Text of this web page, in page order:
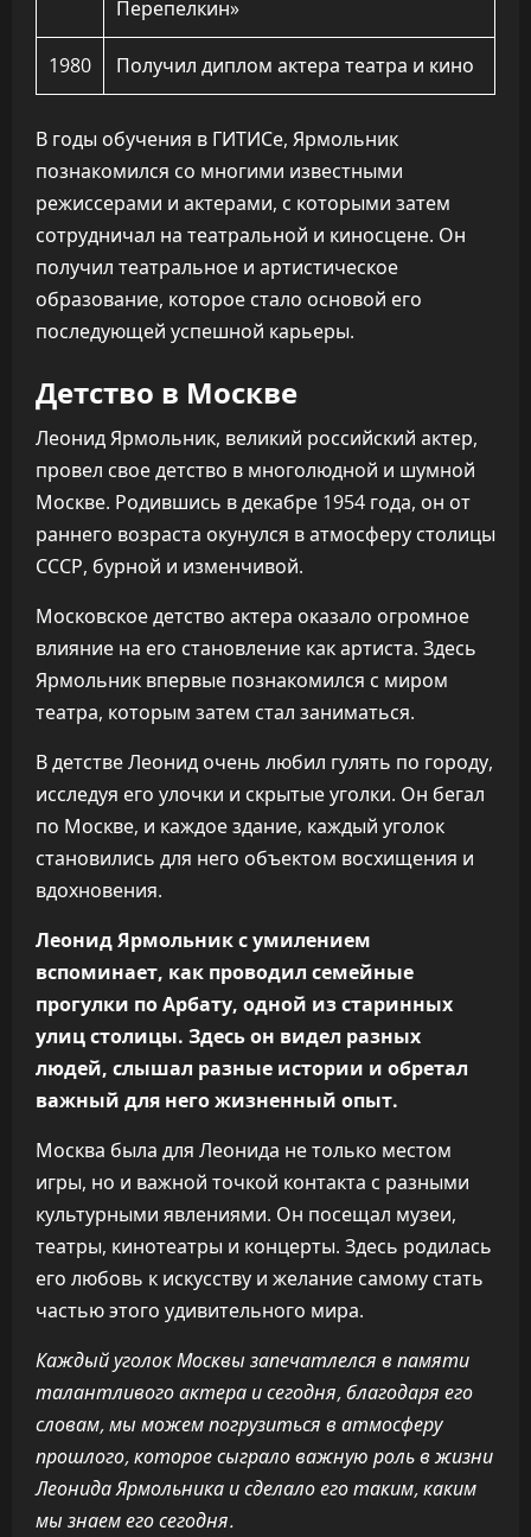
Перепелкин»
1980 Получил диплом актера театра и кино
В годы обучения в ГИТИСе, Ярмольник
познакомился со многими известными
режиссерами и актерами, с которыми затем
сотрудничал на театральной и киносцене. Он
получил театральное и артистическое
образование, которое стало основой его
последующей успешной карьеры.
Детство в Москве
Леонид Ярмольник, великий российский актер,
провел свое детство в многолюдной и шумной
Москве. Родившись в декабре 1954 года, он от
раннего возраста окунулся в атмосферу столицы
СССР, бурной и изменчивой.
Московское детство актера оказало огромное
влияние на его становление как артиста. Здесь
Ярмольник впервые познакомился с миром
театра, которым затем стал заниматься.
В детстве Леонид очень любил гулять по городу,
исследуя его улочки и скрытые уголки. Он бегал
по Москве, и каждое здание, каждый уголок
становились для него объектом восхищения и
вдохновения.
Леонид Ярмольник с умилением
вспоминает, как проводил семейные
прогулки по Арбату, одной из старинных
улиц столицы. Здесь он видел разных
людей, слышал разные истории и обретал
важный для него жизненный опыт.
Москва была для Леонида не только местом
игры, но и важной точкой контакта с разными
культурными явлениями. Он посещал музеи,
театры, кинотеатры и концерты. Здесь родилась
его любовь к искусству и желание самому стать
частью этого удивительного мира.
Каждый уголок Москвы запечатлелся в памяти
талантливого актера и сегодня, благодаря его
словам, мы можем погрузиться в атмосферу
прошлого, которое сыграло важную роль в жизни
Леонида Ярмольника и сделало его таким, каким
мы знаем его сегодня.